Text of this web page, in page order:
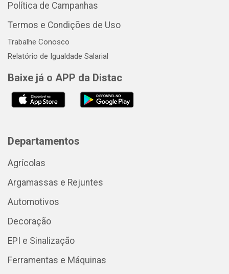
Política de Campanhas
Termos e Condições de Uso
Trabalhe Conosco
Relatório de Igualdade Salarial
Baixe já o APP da Distac
Departamentos
Agrícolas
Argamassas e Rejuntes
Automotivos
Decoração
EPI e Sinalização
Ferramentas e Máquinas